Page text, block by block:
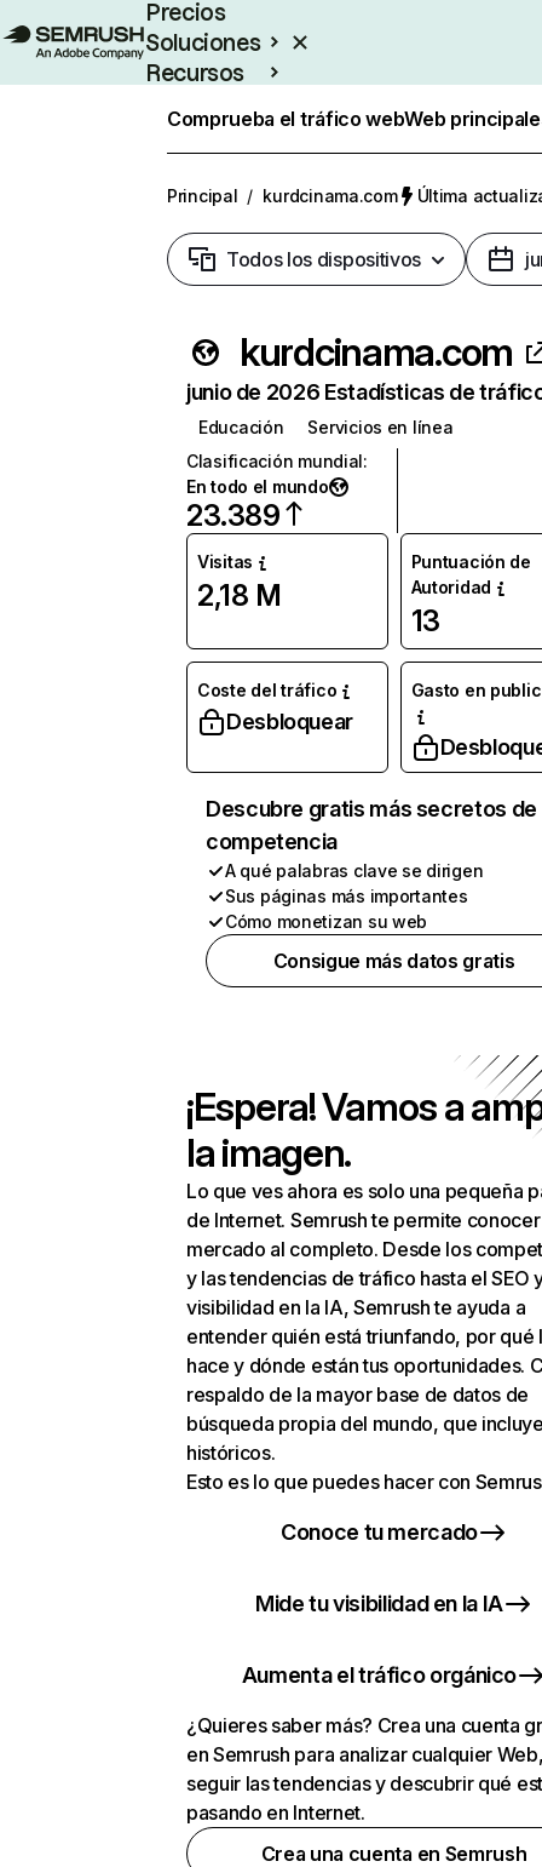
Precios
Soluciones
Recursos
Comprueba el tráfico webWeb
Principal / kurdcinama.com Última
Todos los dispositivos
kurdcinama.com
junio de 2026 Estadísticas de
Educación
Servicios en línea
Clasificación mundial:
En todo el mundo
23.389
Visitas
2,18 M
Puntuación de
Autoridad
13
Coste del tráfico
Desbloquear
Gasto en
Descubre gratis más secretos de
competencia
A qué palabras clave se dirigen
Sus páginas más importantes
Cómo monetizan su web
Consigue más datos gratis
¡Espera! Vamos a
la imagen.
Lo que ves ahora es solo una pequeña
de Internet. Semrush te permite
mercado al completo. Desde los
y las tendencias de tráfico hasta el SEO
visibilidad en la IA, Semrush te ayuda a
entender quién está triunfando, por qué
hace y dónde están tus oportunidades.
respaldo de la mayor base de datos de
búsqueda propia del mundo, que
históricos.
Esto es lo que puedes hacer con
Conoce tu mercado
Mide tu visibilidad en la IA
Aumenta el tráfico orgánico
¿Quieres saber más? Crea una cuenta
en Semrush para analizar cualquier
seguir las tendencias y descubrir qué
pasando en Internet.
Crea una cuenta en Semrush